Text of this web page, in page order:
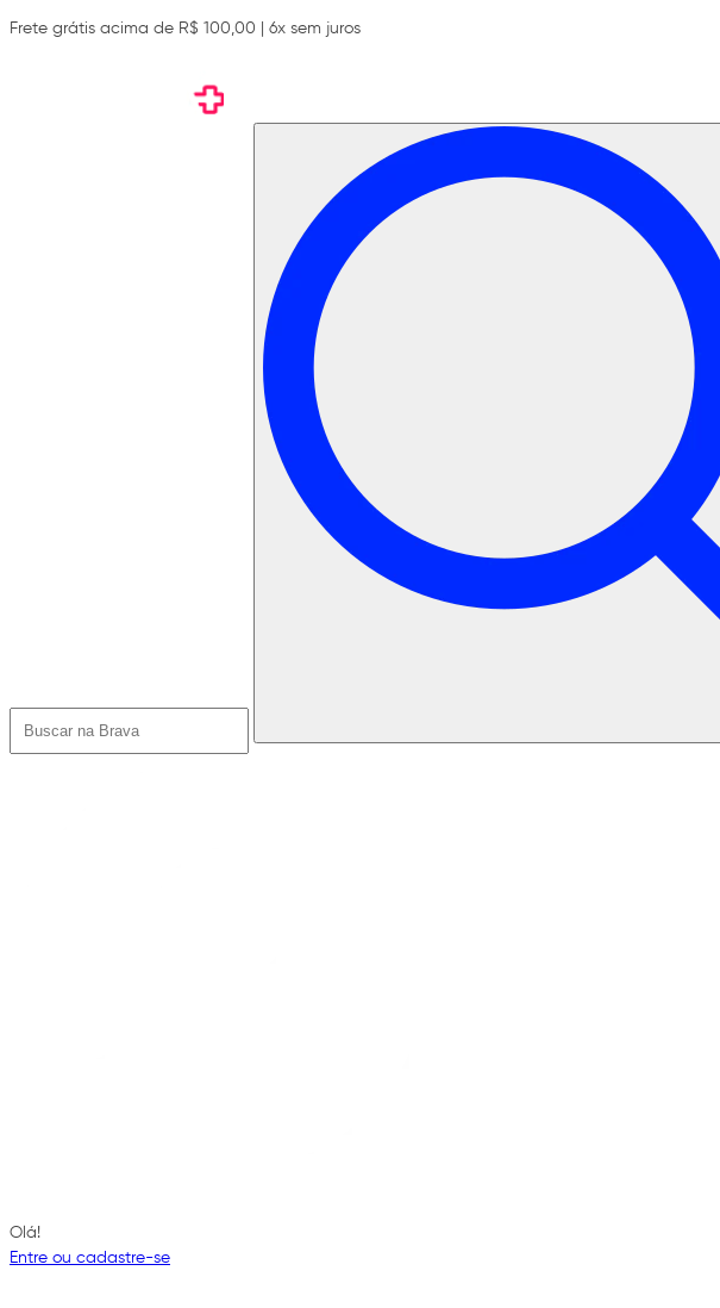
Frete grátis acima de R$ 100,00 | 6x sem juros
Olá!
Entre ou cadastre-se